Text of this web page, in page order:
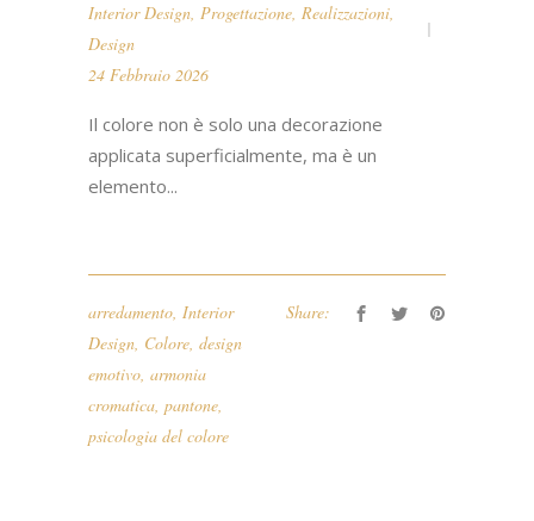
Interior Design Progettazione Realizzazioni
Design
24 Febbraio 2026
Il colore non è solo una decorazione
applicata superficialmente, ma è un
elemento...
arredamento Interior
Design Colore design
emotivo armonia
cromatica pantone
psicologia del colore
Share: